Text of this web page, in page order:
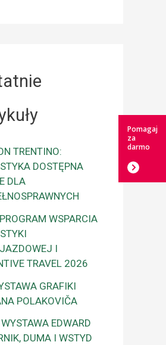
TRENTINO:
DOSTĘPNA
DLA
WSPARCIA
I
TRAVEL 2026
GRAFIKI
POLAKOVIČA
EDWARD
DUMA I WSTYD
Pomagaj
za
darmo